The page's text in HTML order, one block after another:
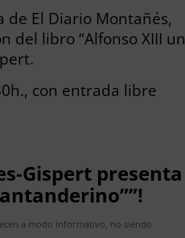
de El Diario Montañés,
del libro “Alfonso XIII un
con entrada libre
Gispert presenta
a modo informativo, no siendo